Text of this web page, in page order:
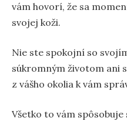
vám hovorí, že sa
svojej koži.
Nie ste spokojní so
súkromným životom ani
z vášho okolia k vám
Všetko to vám